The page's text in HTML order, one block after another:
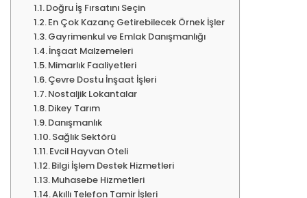
Doğru İş Fırsatını Seçin
En Çok Kazanç Getirebilecek Örnek İşler
Gayrimenkul ve Emlak Danışmanlığı
İnşaat Malzemeleri
Mimarlık Faaliyetleri
Çevre Dostu İnşaat İşleri
Nostaljik Lokantalar
Dikey Tarım
Danışmanlık
Sağlık Sektörü
Evcil Hayvan Oteli
Bilgi İşlem Destek Hizmetleri
Muhasebe Hizmetleri
Akıllı Telefon Tamir İşleri